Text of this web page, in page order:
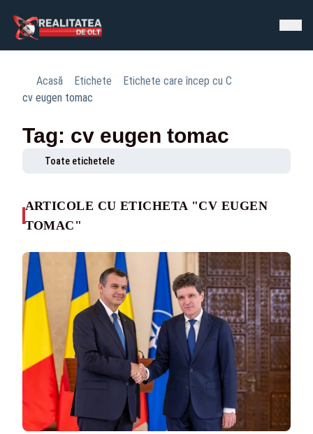
Acasă Etichete
Etichete care încep cu C
cv eugen tomac
Tag: cv eugen tomac
Toate etichetele
ARTICOLE CU ETICHETA "CV EUGEN
TOMAC"